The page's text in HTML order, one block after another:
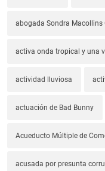
abogada Sondra Macollins
activa onda tropical y una
actividad lluviosa
actuación de Bad Bunny
Acueducto Múltiple de
acusada por presunta